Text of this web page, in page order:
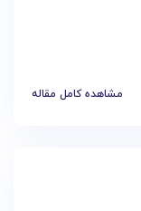
مشاهده کامل مقاله